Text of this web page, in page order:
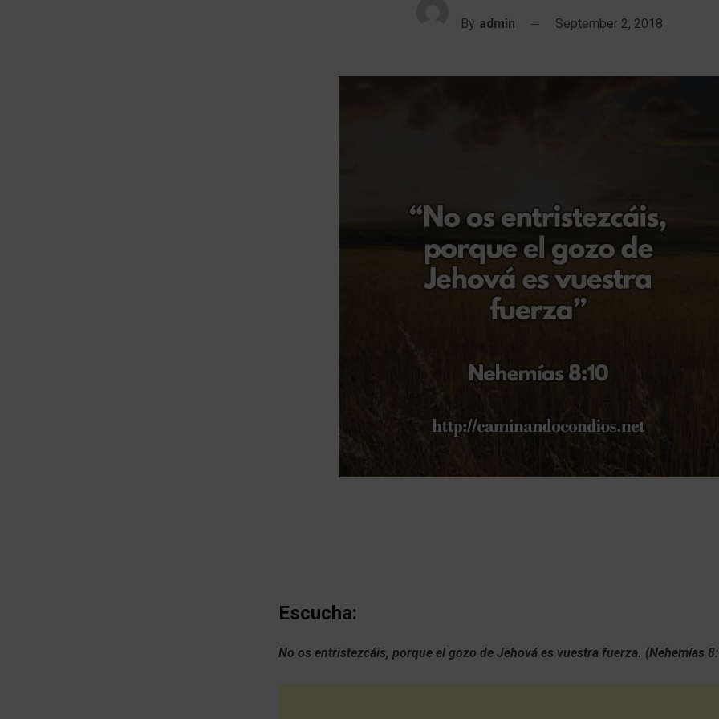
By admin September 2, 2018
Escucha:
No os entristezcáis, porque el gozo de Jehová es vuestra fuerza. (Nehemías